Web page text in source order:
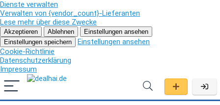
Dienste verwalten
Verwalten von {vendor_count}-Lieferanten
Lese mehr über diese Zwecke
Akzeptieren Ablehnen
Einstellungen ansehen
Einstellungen speichern
Einstellungen ansehen
Cookie-Richtlinie
Datenschutzerklärung
Impressum